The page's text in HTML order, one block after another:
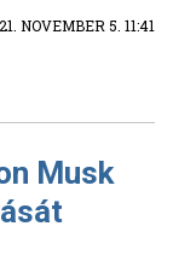
NOVEMBER 5. 11:41
Musk